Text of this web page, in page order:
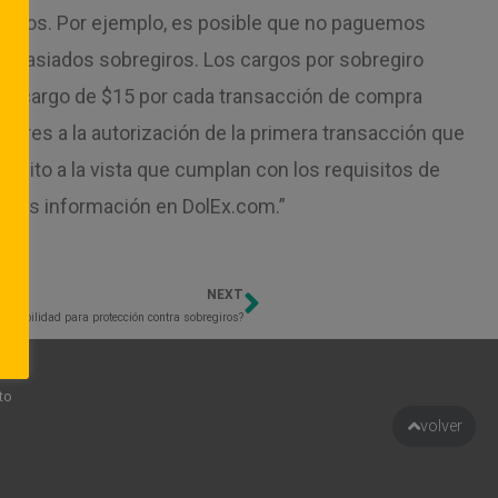
Por ejemplo, es posible que no paguemos
sobregiros. Los cargos por sobregiro
cargo de $15 por cada transacción de compra
a la autorización de la primera transacción que
a la vista que cumplan con los requisitos de
información en DolEx.com.”
NEXT
eligibilidad para protección contra sobregiros?Next
volver